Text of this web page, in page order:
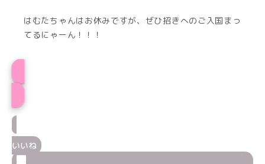
はむたちゃんはお休みですが、ぜひ招きへのご入国まっ
てるにゃーん！！！
いいね